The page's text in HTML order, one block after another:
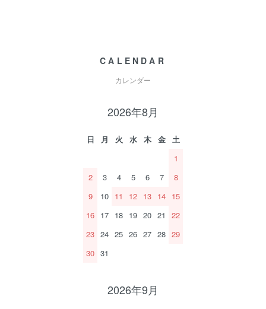
CALENDAR
カレンダー
2026年8月
日 月 火 水 木 金
土
1
2
3 4 5 6 7
8
9
10 11 12 13 14 15
16 17 18 19 20 21
22
23 24 25 26 27 28 29
30 31
2026年9月